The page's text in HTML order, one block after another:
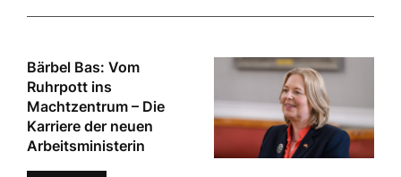
Bärbel Bas: Vom
Ruhrpott ins
Machtzentrum – Die
Karriere der neuen
Arbeitsministerin